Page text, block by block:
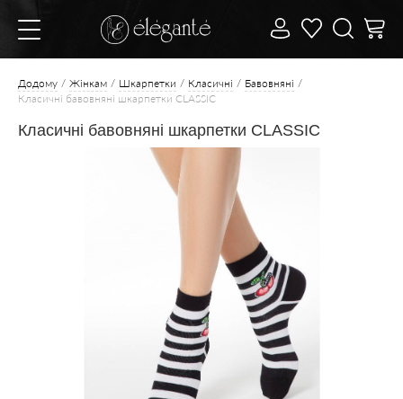
Додому Жінкам Шкарпетки Класичні
Бавовняні
Класичні бавовняні шкарпетки CLASSIC
Класичні бавовняні шкарпетки CLASSIC